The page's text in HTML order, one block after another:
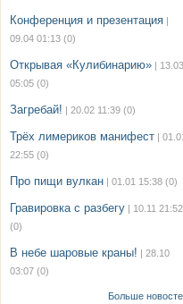
Конференция и презентация |
09.04 01:13 (0)
Открывая «Кулибинарию» | 13.03
05:05 (0)
Загребай! | 20.02 11:39 (0)
Трёх лимериков манифест |
22:55 (0)
Про пищи вулкан | 01.01 15:38 (0)
Гравировка с разбегу | 10.11 21:52
(0)
В небе шаровые краны! | 28.10
03:07 (0)
Больше